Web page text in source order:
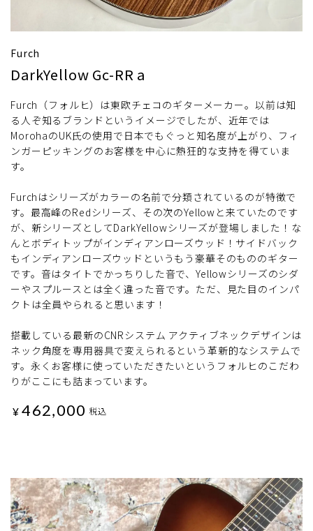
Furch
DarkYellow Gc-RR a
Furch（フォルヒ）は東欧チェコのギターメーカー。以前は知
る人ぞ知るブランドというイメージでしたが、近年では
MorohaのUK氏の使用で日本でもぐっと知名度が上がり、フィ
ンガーピッキングのお客様を中心に熱狂的な支持を得ていま
す。
Furchはシリーズがカラーの名前で分類されているのが特徴で
す。最高峰のRedシリーズ、その次のYellowと来ていたのです
が、新シリーズとしてDarkYellowシリーズが登場しました！な
んとボディトップがインディアンローズウッド！サイドバック
もインディアンローズウッドというもう豪華そのもののギター
です。音はタイトでかっちりした音で、Yellowシリーズのシダ
ーやスプルースとは全く違った音です。ただ、見た目のインパ
クトは全員やられると思います！
搭載している最新のCNRシステム アクティブネックデザインは
ネック角度を専用器具で変えられるという革新的なシステムで
す。永くお客様に使っていただきたいというフォルヒのこだわ
りがここにも詰まっています。
¥ 462,000 税込